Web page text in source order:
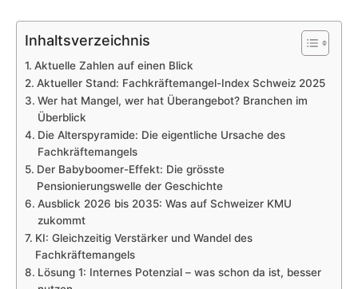
Inhaltsverzeichnis
Aktuelle Zahlen auf einen Blick
Aktueller Stand: Fachkräftemangel-Index Schweiz 2025
Wer hat Mangel, wer hat Überangebot? Branchen im
Überblick
Die Alterspyramide: Die eigentliche Ursache des
Fachkräftemangels
Der Babyboomer-Effekt: Die grösste
Pensionierungswelle der Geschichte
Ausblick 2026 bis 2035: Was auf Schweizer KMU
zukommt
KI: Gleichzeitig Verstärker und Wandel des
Fachkräftemangels
Lösung 1: Internes Potenzial – was schon da ist, besser